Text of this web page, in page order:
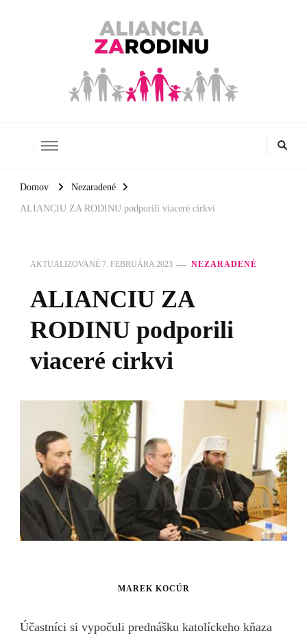
Domov Nezaradené
ALIANCIU ZA RODINU podporili viaceré cirkvi
AKTUALIZOVANÉ 7. FEBRUÁRA 2023 NEZARADENÉ
ALIANCIU ZA
RODINU podporili
viaceré cirkvi
MAREK KOCÚR
Účastníci si vypočuli prednášku katolíckeho kňaza